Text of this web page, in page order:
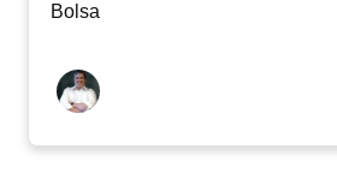
Bolsa